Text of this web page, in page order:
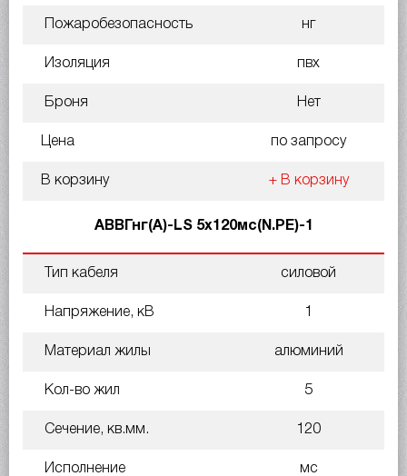
Пожаробезопасность нг
Изоляция пвх
Броня Нет
Цена по запросу
В корзину + В корзину
АВВГнг(A)-LS 5х120мс(N.PE)-1
Тип кабеля силовой
Напряжение, кВ 1
Материал жилы алюминий
Кол-во жил 5
Сечение, кв.мм. 120
Исполнение мс